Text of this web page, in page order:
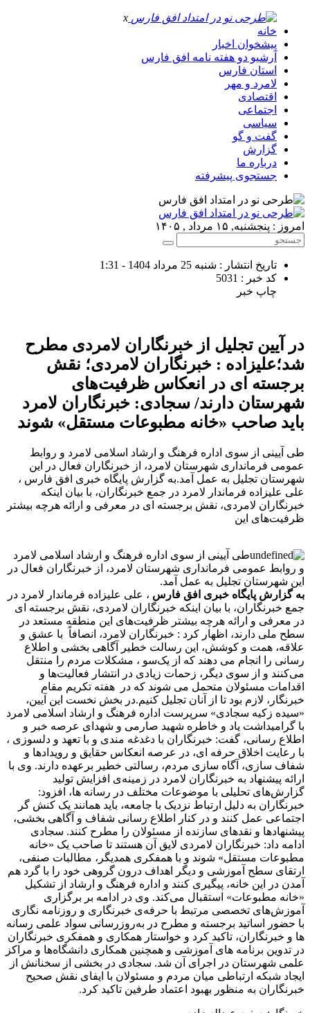
x
خانه
پیشخوان اخبار
آرشیو دو هفته نامه افق فارس
استان فارس
لامرد و مهر
اقتصادی
اجتماعی
سیاسی
گفت و گو
گزارش
درباره ما
جستجوی پیشرفته
امروز : پنجشنبه, ۱۵ مرداد , ۱۴۰۵
تاریخ انتشار : شنبه 25 مرداد 1404 - 1:31
کد خبر : 5031
چاپ خبر
در آیین تجلیل از خبرنگاران لامردی مطرح
شد؛علیزاده : خبرنگاران لامردی؛ نقش
برجسته ای در انعکاس ظرفیت‌های
شهرستان دارند/ سجادی: خبرنگاران لامرد
باید صاحب «خانه مطبوعات مستقل» شوند
طی آیینی از سوی اداره فرهنگ و ارشاد اسلامی لامرد و روابط
عمومی فرمانداری شهرستان لامرد، از خبرنگاران فعال در این
شهرستان تجلیل به عمل آمد.به گزارش پایگاه خبری افق فارس ،
علی علیزاده فرماندار لامرد در جمع خبرنگاران، با بیان اینکه
خبرنگاران لامردی، نقش برجسته ای در معرفی و ارائه هرچه بیشتر
ظرفیت‌های این
طی آیینی از سوی اداره فرهنگ و ارشاد اسلامی لامرد
و روابط عمومی فرمانداری شهرستان لامرد، از خبرنگاران فعال در
این شهرستان تجلیل به عمل آمد.
به گزارش پایگاه خبری افق فارس ، علی علیزاده فرماندار لامرد در
جمع خبرنگاران، با بیان اینکه خبرنگاران لامردی، نقش برجسته ای
در معرفی و ارائه هرچه بیشتر ظرفیت‌های این منطقه مستعد در
سطح ملی دارند، اظهار کرد : خبرنگاران لامرد، انصافاً با عشق و
علاقه، همت و کوشش، این رسالت خطیر آگاهی بخشی و اطلاع
رسانی را انجام می دهند که از یک‌سو ، مشکلات مردم را منتقل
می‌کنند و از سوی دیگر، زحمات زیادی در انتشار فعالیت‌ها و
اقدامات مسئولان متحمل می شوند که در هفته تکریم مقام
خبرنگار، لازم بود تا از آنان تجلیل کنیم.در بخش نخست این آیین،
«سیده زکیه سجادی» سرپرست اداره فرهنگ و ارشاد اسلامی لامرد
با گرامیداشت یاد و خاطره شهید صارمی و شهدای عرصه خبر و
اطلاع رسانی، گفت: خبرنگاران با دغدغه مندی و با تعهد و دلسوزی ،
با رعایت اخلاق حرفه ای، در عرصه انعکاس حقایق و رویدادها و
شفاف سازی، آگاه سازی مردم، رسالتی خطیر برعهده دارند. وی با
ارائه پیشنهاد به خبرنگاران لامرد در زمینه‌ی افزایش تولید
گزارش‌های تحلیلی با موضوعات مختلف در رسانه ها، افزود:
خبرنگاران به دلیل ارتباط نزدیک با جامعه، باید همانند یک کنش گر
اجتماعی عمل کنند و در کنار اطلاع رسانی شفاف و آگاهی بخشی،
پیشنهادها و نقدهای سازنده از مسئولان را مطرح کنند. سجادی
ادامه داد: خبرنگاران لامردی لایق آن هستند تا صاحب یک «خانه
مطبوعات مستقل» شوند و با همفکری همدیگر، مطالبات صنفی،
ارتقای سطح آموزشی و دیگر اهداف درون گروهی خود را با گرد هم
آمدن در این خانه، پیگیری کنند و اداره فرهنگ و ارشاد از تشکیل
«خانه مطبوعات» استقبال می‌کند. وی در ادامه بر برگزاری
آموزش‌های تخصصی مرتبط با حرفه‌ی خبرنگاری و روزنامه نگاری
با حضور اساتید برجسته و مطرح در به‌روزرسانی سواد علمی رسانه
ها و خبرنگاران، تاکید کرد و خواستار همکاری و همفکری خبرنگاران
در تدوین برنامه‌ های آموزشی و همچنین همکاری دانشگاه‌ها و مراکز
علمی شهرستان در اجرای آن شد. سجادی در بخشی از سخنانش از
ایجاد شبکه ارتباطی میان مردم و مسئولان با ایفای نقش صحیح
خبرنگاران به منظور بهبود اعتماد طرفین تاکید کرد.